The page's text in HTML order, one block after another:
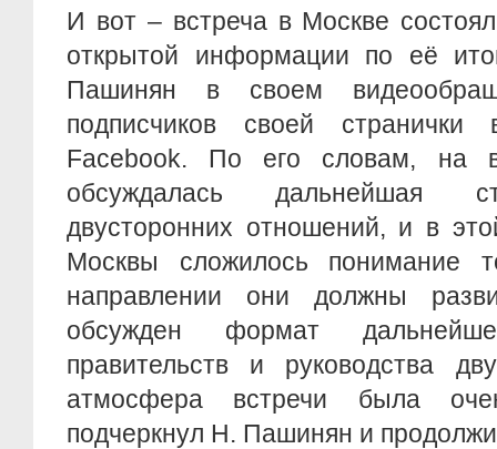
И вот – встреча в Москве
открытой информации по её
Пашинян в своем
подписчиков своей
Facebook. По его словам, на
обсуждалась дальнейшая
двусторонних отношений, и в
Москвы сложилось понимание
направлении они должны
обсужден формат
правительств и руководства
атмосфера встречи была
подчеркнул Н. Пашинян и